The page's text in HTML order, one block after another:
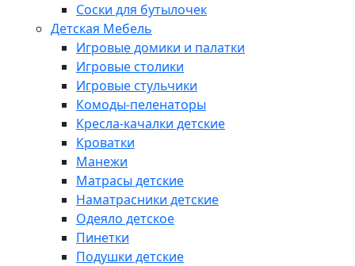
Соски для бутылочек
Детская Мебель
Игровые домики и палатки
Игровые столики
Игровые стульчики
Комоды-пеленаторы
Кресла-качалки детские
Кроватки
Манежи
Матрасы детские
Наматрасники детские
Одеяло детское
Пинетки
Подушки детские